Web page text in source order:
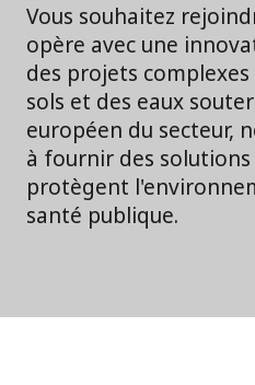
Vous souhaitez
opère avec une
des projets
sols et des eaux
européen du secteur,
à fournir des
protègent
santé publique.